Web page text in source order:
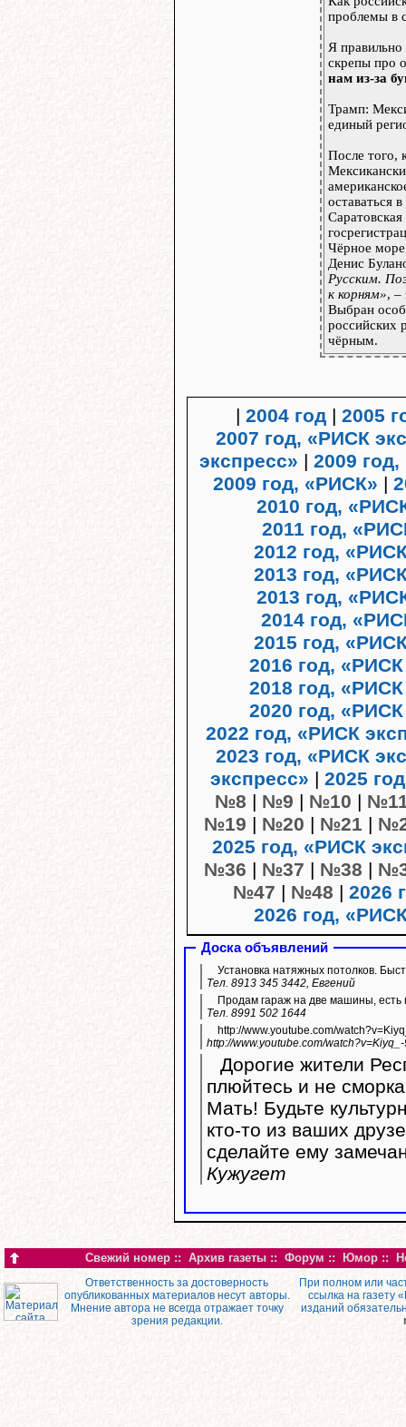
проблемы в
Я
скрепы про
нам из-за
Трамп:
единый
После того,
оставаться в
Чёрное
Денис
Русским.
к корням», –
Выбран
российских
чёрным.
| 2004 год | 2005
2007 год, «РИСК
экспресс» | 2009
2009 год, «РИСК» |
2010 год,
2011 год,
2012 год,
2013 год,
2013 год,
2014 год,
2015 год,
2016 год,
2018 год,
2020 год,
2022 год, «РИСК
2023 год, «РИСК
экспресс» |2025
№8 | №9 | №10 |
№19 | №20 | №21 |
2025 год, «РИСК
№36 | №37 | №38 |
№47 | №48 |2026
2026 год,
Доска объявлений
Установка натяжных потолков.
Тел. 8913 345 3442, Евгений
Продам гараж на две машины,
Тел. 8991 502 1644
http://www.youtube.com/
http://www.youtube.com/
Дорогие жители
плюйтесь и не
Мать! Будьте
кто-то из ваших
сделайте ему
Кужугет
Свежий номер :: Архив газеты :: Форум :: Юмор ::
Ответственность за достоверность
опубликованных материалов несут авторы.
Мнение автора не всегда отражает точку
зрения редакции.
При полном или
ссылка на газету
изданий